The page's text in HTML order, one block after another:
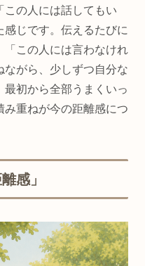
この人には話してもい
じです。伝えるたびに
「この人には言わなけれ
ながら、少しずつ自分な
最初から全部うまくいっ
み重ねが今の距離感につ
感」